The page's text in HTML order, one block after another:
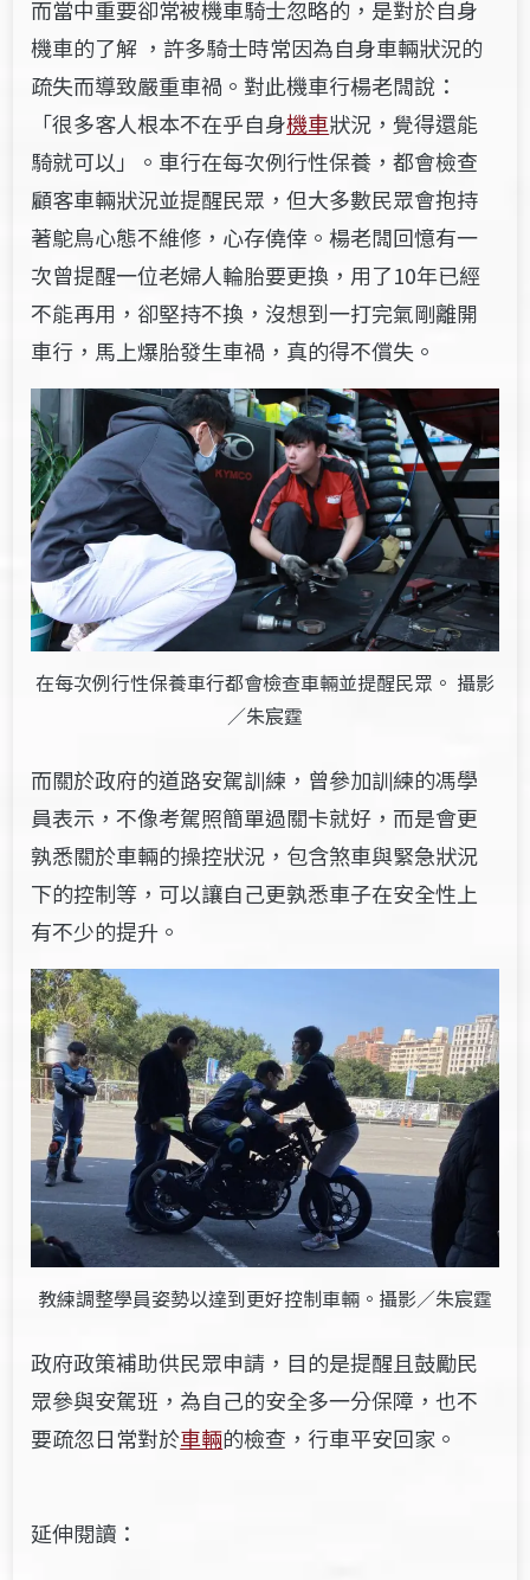
而當中重要卻常被機車騎士忽略的，是對於自身
機車的了解 ，許多騎士時常因為自身車輛狀況的
疏失而導致嚴重車禍。對此機車行楊老闆說：
「很多客人根本不在乎自身機車狀況，覺得還能
騎就可以」。車行在每次例行性保養，都會檢查
顧客車輛狀況並提醒民眾，但大多數民眾會抱持
著鴕鳥心態不維修，心存僥倖。楊老闆回憶有一
次曾提醒一位老婦人輪胎要更換，用了10年已經
不能再用，卻堅持不換，沒想到一打完氣剛離開
車行，馬上爆胎發生車禍，真的得不償失。
在每次例行性保養車行都會檢查車輛並提醒民眾。 攝影
／朱宸霆
而關於政府的道路安駕訓練，曾參加訓練的馮學
員表示，不像考駕照簡單過關卡就好，而是會更
孰悉關於車輛的操控狀況，包含煞車與緊急狀況
下的控制等，可以讓自己更孰悉車子在安全性上
有不少的提升。
教練調整學員姿勢以達到更好控制車輛。攝影／朱宸霆
政府政策補助供民眾申請，目的是提醒且鼓勵民
眾參與安駕班，為自己的安全多一分保障，也不
要疏忽日常對於車輛的檢查，行車平安回家。
延伸閱讀：